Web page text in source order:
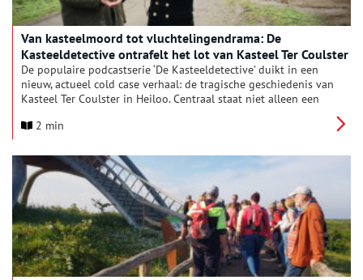
Van kasteelmoord tot vluchtelingendrama: De
Kasteeldetective ontrafelt het lot van Kasteel Ter Coulster
De populaire podcastserie ‘De Kasteeldetective’ duikt in een
nieuw, actueel cold case verhaal: de tragische geschiedenis van
Kasteel Ter Coulster in Heiloo. Centraal staat niet alleen een
uniek 16e-eeuws dagboek dat een schokkende parallel legde
2 min